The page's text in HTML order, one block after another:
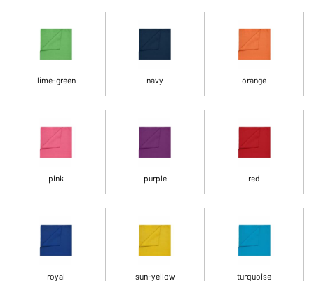
lime-green navy orange
pink purple red
royal sun-yellow turquoise